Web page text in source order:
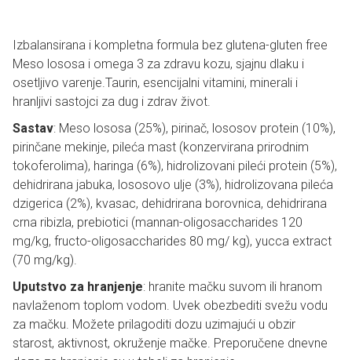
Izbalansirana i kompletna formula bez glutena-gluten free
Meso lososa i omega 3 za zdravu kozu, sjajnu dlaku i
osetljivo varenje.Taurin, esencijalni vitamini, minerali i
hranljivi sastojci za dug i zdrav život.
Sastav: Meso lososa (25%), pirinač, lososov protein (10%),
pirinčane mekinje, pileća mast (konzervirana prirodnim
tokoferolima), haringa (6%), hidrolizovani pileći protein (5%),
dehidrirana jabuka, lososovo ulje (3%), hidrolizovana pileća
dzigerica (2%), kvasac, dehidrirana borovnica, dehidrirana
crna ribizla, prebiotici (mannan-oligosaccharides 120
mg/kg, fructo-oligosaccharides 80 mg/ kg), yucca extract
(70 mg/kg).
Uputstvo za hranjenje: hranite mačku suvom ili hranom
navlaženom toplom vodom. Uvek obezbediti svežu vodu
za mačku. Možete prilagoditi dozu uzimajući u obzir
starost, aktivnost, okruženje mačke. Preporučene dnevne